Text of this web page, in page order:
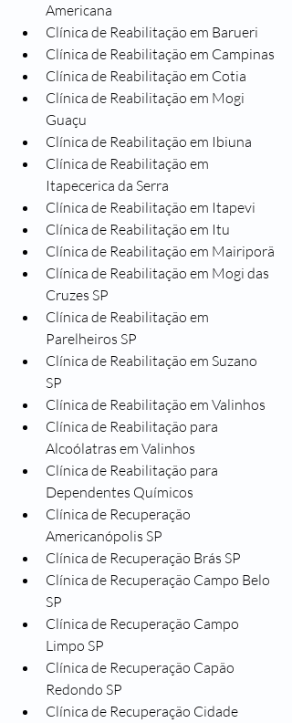
Americana
Clínica de Reabilitação em Barueri
Clínica de Reabilitação em Campinas
Clínica de Reabilitação em Cotia
Clínica de Reabilitação em Mogi
Guaçu
Clínica de Reabilitação em Ibiuna
Clínica de Reabilitação em
Itapecerica da Serra
Clínica de Reabilitação em Itapevi
Clínica de Reabilitação em Itu
Clínica de Reabilitação em Mairiporã
Clínica de Reabilitação em Mogi das
Cruzes SP
Clínica de Reabilitação em
Parelheiros SP
Clínica de Reabilitação em Suzano
SP
Clínica de Reabilitação em Valinhos
Clínica de Reabilitação para
Alcoólatras em Valinhos
Clínica de Reabilitação para
Dependentes Químicos
Clínica de Recuperação
Americanópolis SP
Clínica de Recuperação Brás SP
Clínica de Recuperação Campo Belo
SP
Clínica de Recuperação Campo
Limpo SP
Clínica de Recuperação Capão
Redondo SP
Clínica de Recuperação Cidade